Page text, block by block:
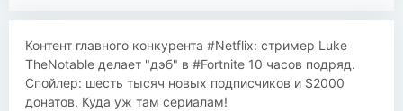
Контент главного конкурента #Netflix: стример Luke
TheNotable делает "дэб" в #Fortnite 10 часов подряд.
Спойлер: шесть тысяч новых подписчиков и $2000
донатов. Куда уж там сериалам!